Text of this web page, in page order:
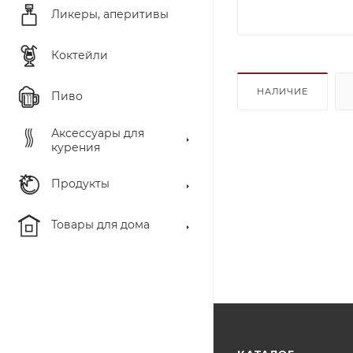
Ликеры, аперитивы
Коктейли
Пиво
Аксессуары для
курения
Продукты
Товары для дома
НАЛИЧИЕ